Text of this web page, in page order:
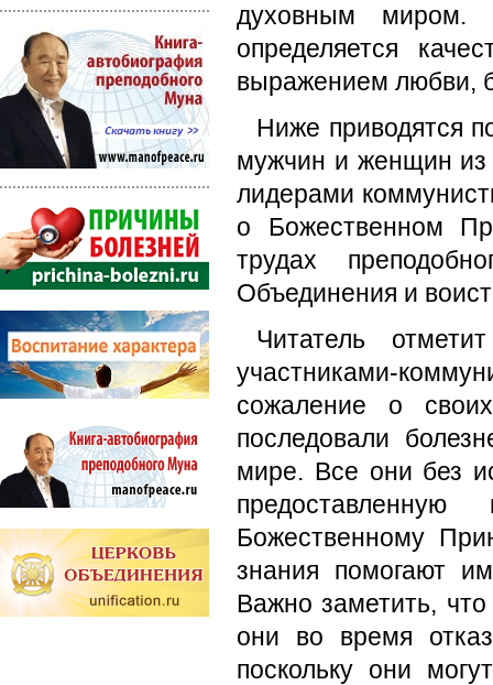
духовным миром.
определяется
выражением любви,
Ниже приводятся
мужчин и женщин из
лидерами
о Божественном
трудах
Объединения и
Читатель
участниками-
сожаление о
последовали
мире. Все они без
Божественному
знания помогают
Важно заметить,
они во время
поскольку они